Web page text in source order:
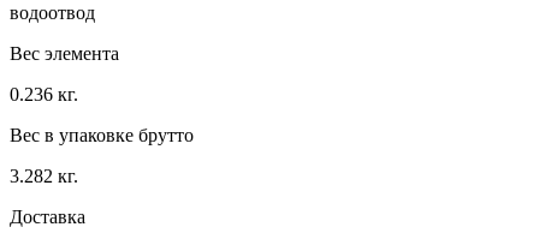
водоотвод
Вес элемента
0.236 кг.
Вес в упаковке брутто
3.282 кг.
Доставка